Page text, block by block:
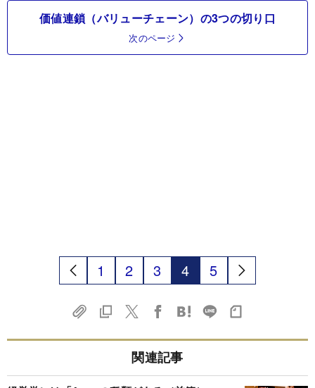
価値連鎖（バリューチェーン）の3つの切り口
次のページ
1 2 3 4 5
関連記事